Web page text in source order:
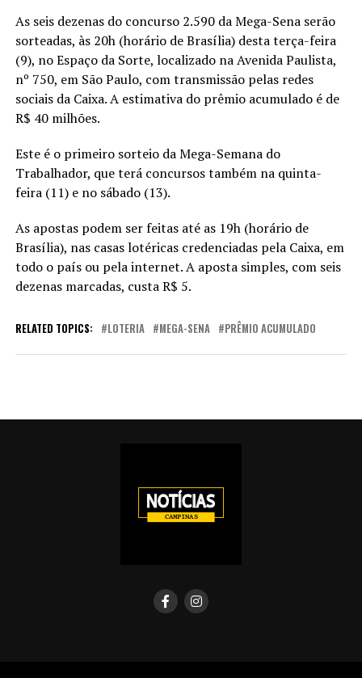
As seis dezenas do concurso 2.590 da Mega-Sena serão
sorteadas, às 20h (horário de Brasília) desta terça-feira
(9), no Espaço da Sorte, localizado na Avenida Paulista,
nº 750, em São Paulo, com transmissão pelas redes
sociais da Caixa. A estimativa do prêmio acumulado é de
R$ 40 milhões.
Este é o primeiro sorteio da Mega-Semana do
Trabalhador, que terá concursos também na quinta-
feira (11) e no sábado (13).
As apostas podem ser feitas até as 19h (horário de
Brasília), nas casas lotéricas credenciadas pela Caixa, em
todo o país ou pela internet. A aposta simples, com seis
dezenas marcadas, custa R$ 5.
RELATED TOPICS: LOTERIA MEGA-SENA PRÊMIO ACUMULADO